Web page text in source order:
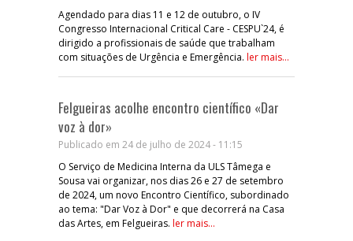
Agendado para dias 11 e 12 de outubro, o IV
Congresso Internacional Critical Care - CESPU`24, é
dirigido a profissionais de saúde que trabalham
com situações de Urgência e Emergência. ler mais...
Felgueiras acolhe encontro científico «Dar
voz à dor»
Publicado em 24 de julho de 2024 - 11:15
O Serviço de Medicina Interna da ULS Tâmega e
Sousa vai organizar, nos dias 26 e 27 de setembro
de 2024, um novo Encontro Científico, subordinado
ao tema: "Dar Voz à Dor" e que decorrerá na Casa
das Artes, em Felgueiras. ler mais...